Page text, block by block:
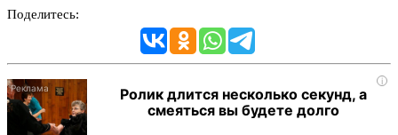
Поделитесь:
i
Ролик длится несколько секунд, а
смеяться вы будете долго